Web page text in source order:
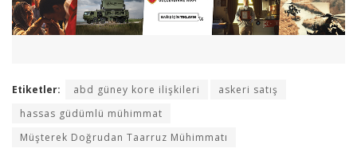
Etiketler: abd güney kore ilişkileri
askeri satış
hassas güdümlü mühimmat
Müşterek Doğrudan Taarruz Mühimmatı